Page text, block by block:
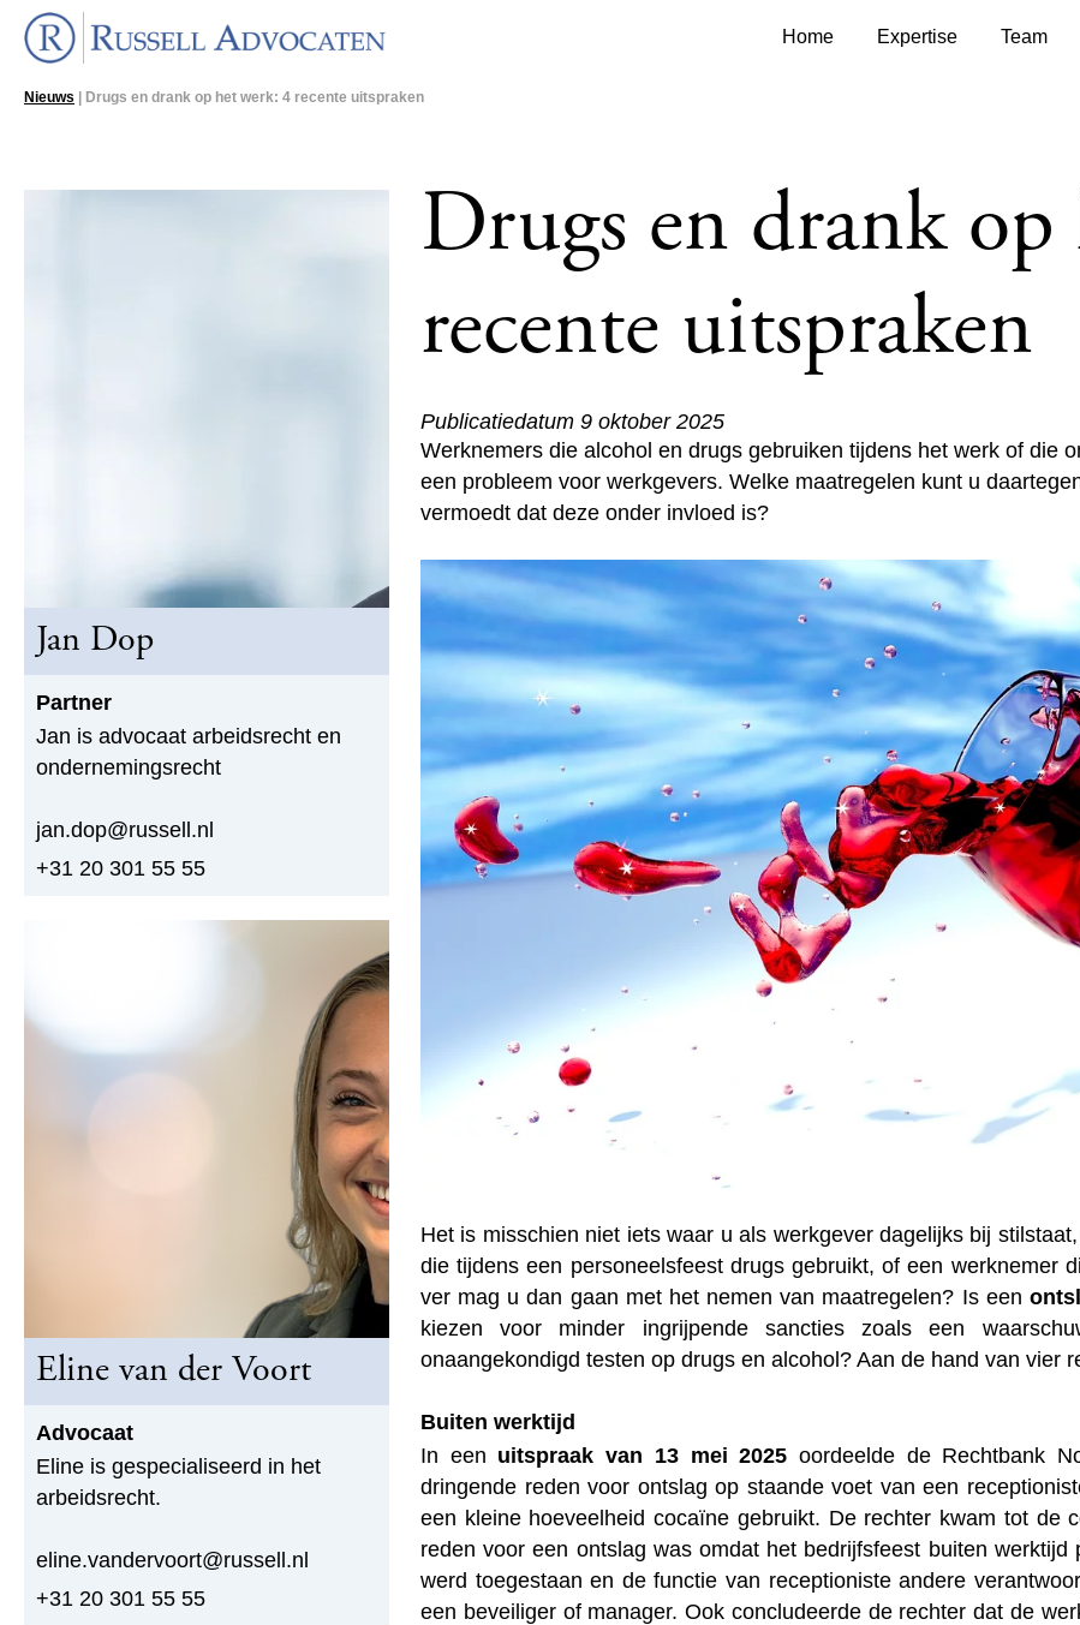
Home Expertise Team
Nieuws | Drugs en drank op het werk: 4 recente uitspraken
Jan Dop
Partner
Jan is advocaat arbeidsrecht en
ondernemingsrecht
jan.dop@russell.nl
+31 20 301 55 55
Eline van der Voort
Advocaat
Eline is gespecialiseerd in het
arbeidsrecht.
eline.vandervoort@russell.nl
+31 20 301 55 55
Drugs en drank
recente uitspraken
Publicatiedatum 9 oktober 2025
Werknemers die alcohol en drugs gebruiken tijdens het werk of die
een probleem voor werkgevers. Welke maatregelen kunt u
vermoedt dat deze onder invloed is?
Het is misschien niet iets waar u als werkgever dagelijks bij
die tijdens een personeelsfeest drugs gebruikt, of een werknemer
ver mag u dan gaan met het nemen van maatregelen? Is een
kiezen voor minder ingrijpende sancties zoals een
onaangekondigd testen op drugs en alcohol? Aan de hand van vier
Buiten werktijd
In een uitspraak van 13 mei 2025 oordeelde de Rechtbank
dringende reden voor ontslag op staande voet van een
een kleine hoeveelheid cocaïne gebruikt. De rechter kwam tot de
reden voor een ontslag was omdat het bedrijfsfeest buiten
werd toegestaan en de functie van receptioniste andere
een beveiliger of manager. Ook concludeerde de rechter dat de